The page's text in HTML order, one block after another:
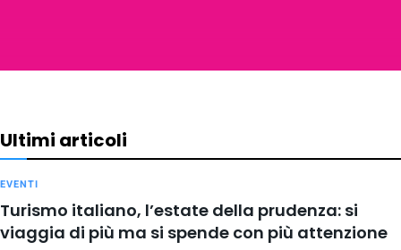
Ultimi articoli
EVENTI
Turismo italiano, l’estate della prudenza: si
viaggia di più ma si spende con più attenzione